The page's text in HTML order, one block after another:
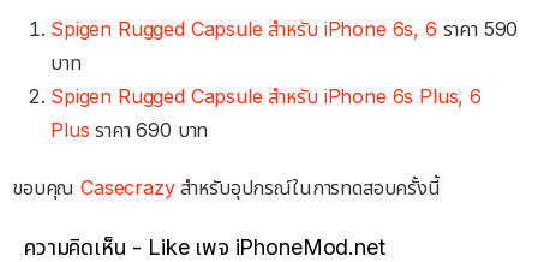
Spigen Rugged Capsule สำหรับ iPhone 6s, 6 ราคา 590
บาท
Spigen Rugged Capsule สำหรับ iPhone 6s Plus, 6
Plus ราคา 690 บาท
ขอบคุณCasecrazyสำหรับอุปกรณ์ในการทดสอบครั้งนี้
ความคิดเห็น - Like เพจ iPhoneMod.net